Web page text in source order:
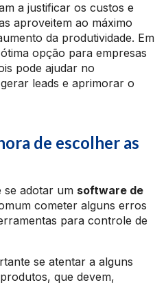
a justificar os custos e
aproveitem ao máximo
da produtividade. Em
opção para empresas
pode ajudar no
leads e aprimorar o
de escolher as
se adotar um software de
cometer alguns erros
para controle de
se atentar a alguns
que devem,